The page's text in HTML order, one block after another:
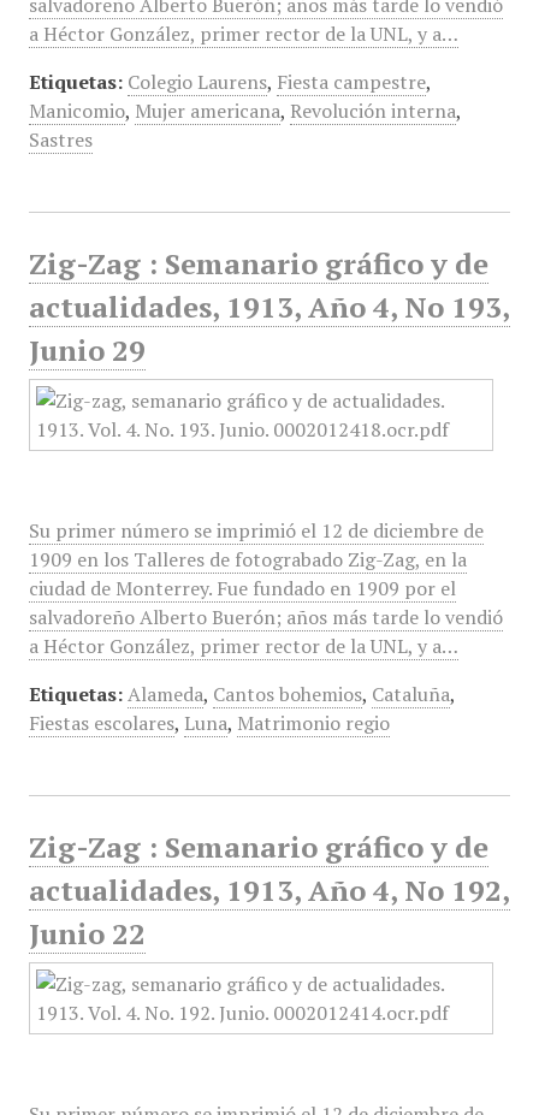
a Héctor González, primer rector de la UNL, y a…
Etiquetas: Colegio Laurens, Fiesta campestre,
Manicomio, Mujer americana, Revolución interna,
Sastres
Zig-Zag : Semanario gráfico y de
actualidades, 1913, Año 4, No 193,
Junio 29
Su primer número se imprimió el 12 de diciembre de
1909 en los Talleres de fotograbado Zig-Zag, en la
ciudad de Monterrey. Fue fundado en 1909 por el
salvadoreño Alberto Buerón; años más tarde lo vendió
a Héctor González, primer rector de la UNL, y a…
Etiquetas: Alameda, Cantos bohemios, Cataluña,
Fiestas escolares, Luna, Matrimonio regio
Zig-Zag : Semanario gráfico y de
actualidades, 1913, Año 4, No 192,
Junio 22